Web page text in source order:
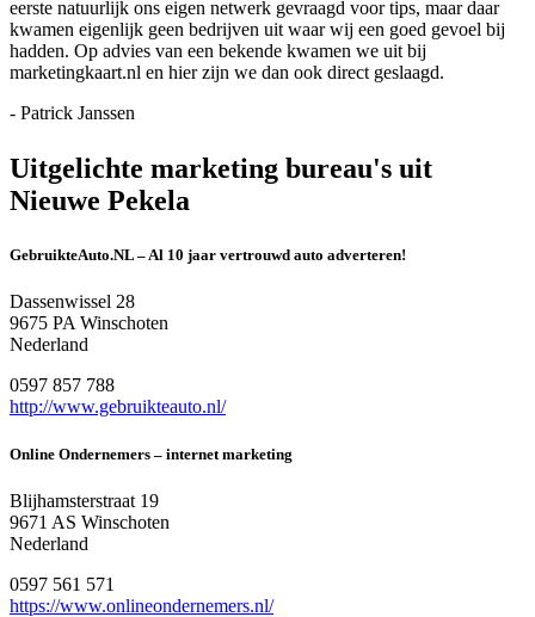
eerste natuurlijk ons eigen netwerk gevraagd voor tips, maar daar
kwamen eigenlijk geen bedrijven uit waar wij een goed gevoel bij
hadden. Op advies van een bekende kwamen we uit bij
marketingkaart.nl en hier zijn we dan ook direct geslaagd.
- Patrick Janssen
Uitgelichte marketing bureau's uit
Nieuwe Pekela
GebruikteAuto.NL – Al 10 jaar vertrouwd auto adverteren!
Dassenwissel 28
9675 PA Winschoten
Nederland
0597 857 788
http://www.gebruikteauto.nl/
Online Ondernemers – internet marketing
Blijhamsterstraat 19
9671 AS Winschoten
Nederland
0597 561 571
https://www.onlineondernemers.nl/